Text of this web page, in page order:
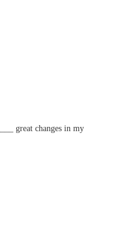
great changes in my